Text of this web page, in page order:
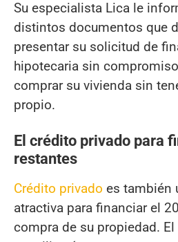
Su especialista Lica le
distintos documentos que
presentar su solicitud de
hipotecaria sin
comprar su vivienda sin
propio.
El crédito privado para
restantes
Crédito privado es también
atractiva para financiar el
compra de su propiedad.